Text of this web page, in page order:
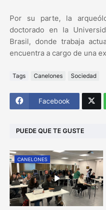
Por su parte, la
doctorado en la
Brasil, donde trabaja
encuentra a cargo de una
Tags Canelones Sociedad
Facebook
PUEDE QUE TE GUSTE
CANELONES